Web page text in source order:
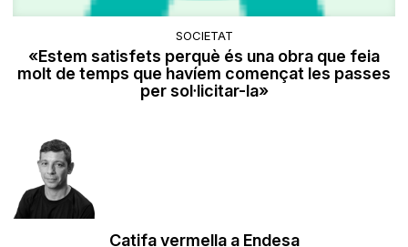
SOCIETAT
«Estem satisfets perquè és una obra que feia
molt de temps que havíem començat les passes
per sol·licitar-la»
Catifa vermella a Endesa